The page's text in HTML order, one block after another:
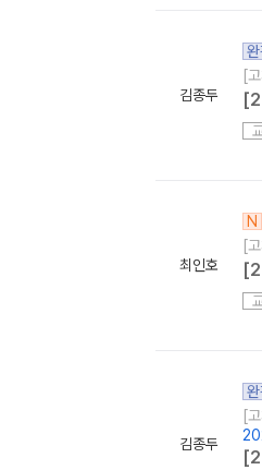
김종두
[
최인호
N
[
김종두
[